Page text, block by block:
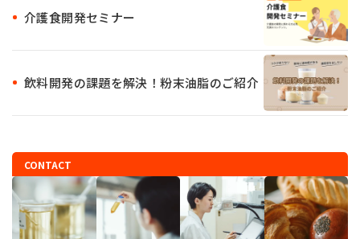
介護食開発セミナー
飲料開発の課題を解決！粉末油脂のご紹介
CONTACT